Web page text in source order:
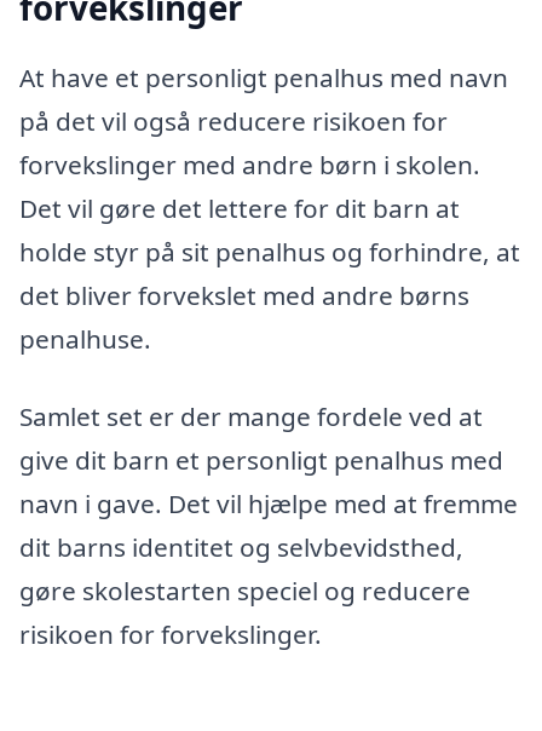
At have et personligt penalhus med navn
på det vil også reducere risikoen for
forvekslinger med andre børn i skolen.
Det vil gøre det lettere for dit barn at
holde styr på sit penalhus og forhindre, at
det bliver forvekslet med andre børns
penalhuse.
Samlet set er der mange fordele ved at
give dit barn et personligt penalhus med
navn i gave. Det vil hjælpe med at fremme
dit barns identitet og selvbevidsthed,
gøre skolestarten speciel og reducere
risikoen for forvekslinger.